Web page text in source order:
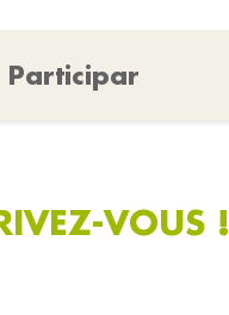
Participar
VOUS !